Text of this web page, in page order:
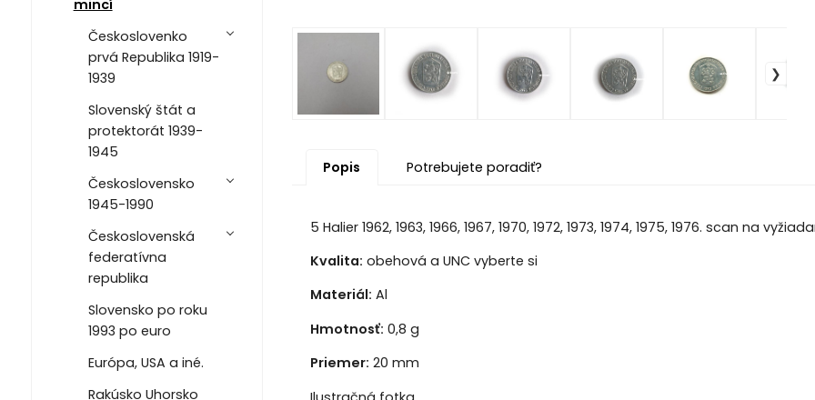
mincí
Českoslovenko
prvá Republika 1919-
1939
Slovenský štát a
protektorát 1939-
1945
Československo
1945-1990
Československá
federatívna
republika
Slovensko po roku
1993 po euro
Európa, USA a iné.
Rakúsko Uhorsko
Popis Potrebujete poradiť?
5 Halier 1962, 1963, 1966, 1967, 1970, 1972, 1973, 1974, 1975, 1976. scan na
Kvalita: obehová a UNC vyberte si
Materiál: Al
Hmotnosť: 0,8 g
Priemer: 20 mm